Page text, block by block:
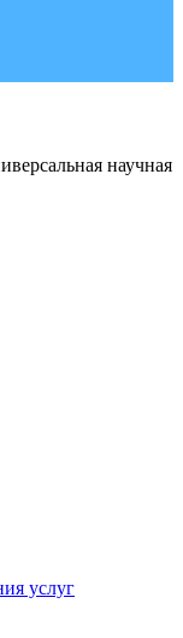
научная
услуг